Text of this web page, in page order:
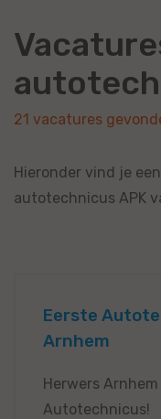
21 vacatures
Hieronder vind je
autotechnicus APK
Eerste
Arnhem
Herwers
Autotechnicus!